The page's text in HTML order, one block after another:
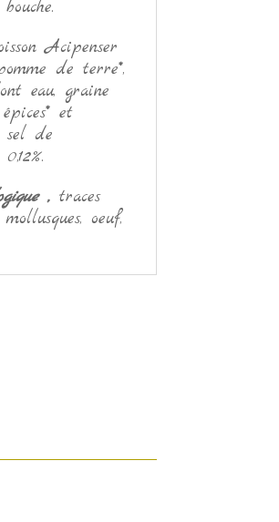
Acipenser
de terre*,
eau, graine
et
sel de
, traces
oeuf,